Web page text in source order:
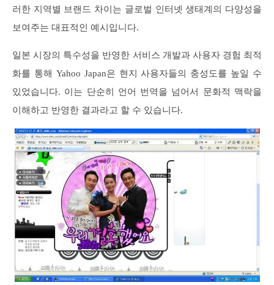
러한 지역별 브랜드 차이는 글로벌 인터넷 생태계의 다양성을
보여주는 대표적인 예시입니다.
일본 시장의 특수성을 반영한 서비스 개발과 사용자 경험 최적
화를 통해 Yahoo Japan은 현지 사용자들의 충성도를 높일 수
있었습니다. 이는 단순히 언어 번역을 넘어서 문화적 맥락을
이해하고 반영한 결과라고 할 수 있습니다.